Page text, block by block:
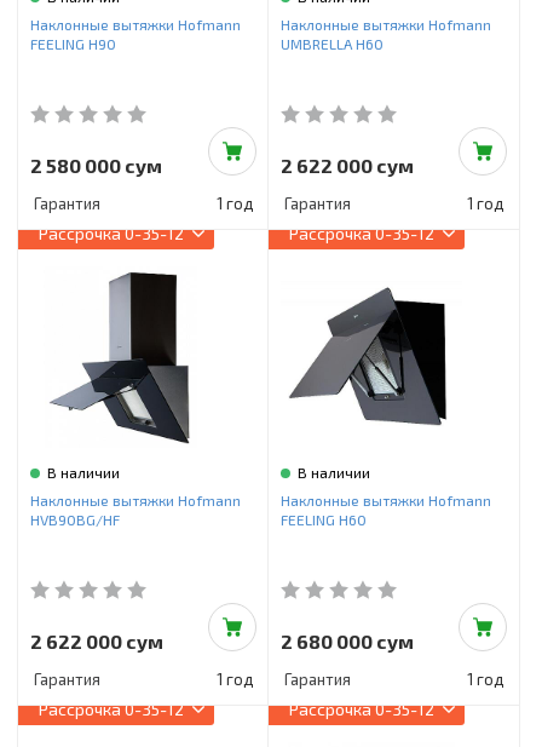
Инструменты и техника
Красота и здоровье
Пылесосы
Фильтры для воды
Сантехника
Наклонные вытяжки Hofmann
FEELING H90
2 580 000 сум
Гарантия 1 год
Наклонные вытяжки Hofmann
UMBRELLA H60
2 622 000 сум
Гарантия 1 год
Рассрочка0-35-12
В наличии
Наклонные вытяжки Hofmann
HVB90BG/HF
2 622 000 сум
Гарантия 1 год
Рассрочка0-35-12
В наличии
Наклонные вытяжки Hofmann
FEELING H60
2 680 000 сум
Гарантия 1 год
Рассрочка0-35-12 Рассрочка0-35-12